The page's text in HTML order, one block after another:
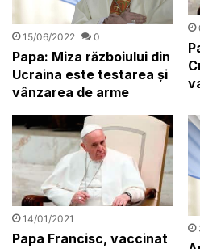
15/06/2022 0
Papa: Miza războiului din
Ucraina este testarea și
vânzarea de arme
14/01/2021
Papa Francisc, vaccinat